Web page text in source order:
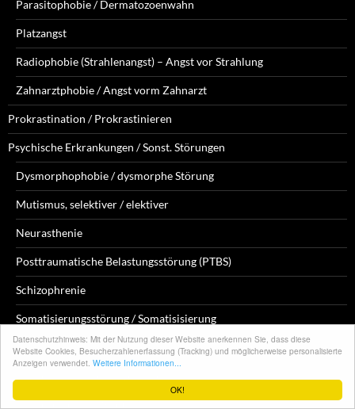
OK!
Datenschutzhinweis: Mit der Nutzung dieser Website anerkennen Sie, dass diese
Website Cookies, Besucher­zahlen­erfassung (Tracking) und mög­licher­weise persona­lisierte
Anzeigen verwendet. Weitere Informationen...
Parasitophobie / Dermatozoenwahn
Platzangst
Radiophobie (Strahlenangst) – Angst vor Strahlung
Zahnarztphobie / Angst vorm Zahnarzt
Prokrastination / Prokrastinieren
Psychische Erkrankungen / Sonst. Störungen
Dysmorphophobie / dysmorphe Störung
Mutismus, selektiver / elektiver
Neurasthenie
Posttraumatische Belastungsstörung (PTBS)
Schizophrenie
Somatisierungsstörung / Somatisisierung
Sozialphobie / soziale Phobie / soziale Angststörung
Psychosomatische Störungen